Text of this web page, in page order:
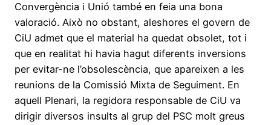
Convergència i Unió també en feia una bona
valoració. Això no obstant, aleshores el govern de
CiU admet que el material ha quedat obsolet, tot i
que en realitat hi havia hagut diferents inversions
per evitar-ne l’obsolescència, que apareixen a les
reunions de la Comissió Mixta de Seguiment. En
aquell Plenari, la regidora responsable de CiU va
dirigir diversos insults al grup del PSC molt greus